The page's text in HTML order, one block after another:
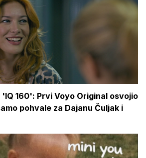
160': Prvi Voyo Original osvojio
pohvale za Dajanu Čuljak i